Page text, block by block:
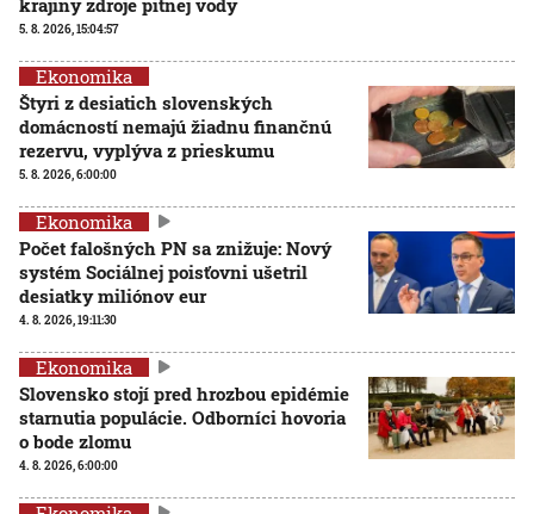
5. 8. 2026, 15:04:57
Ekonomika
Štyri z desiatich slovenských
domácností nemajú žiadnu finančnú
rezervu, vyplýva z prieskumu
5. 8. 2026, 6:00:00
Ekonomika
Počet falošných PN sa znižuje: Nový
systém Sociálnej poisťovni ušetril
desiatky miliónov eur
4. 8. 2026, 19:11:30
Ekonomika
Slovensko stojí pred hrozbou epidémie
starnutia populácie. Odborníci hovoria
o bode zlomu
4. 8. 2026, 6:00:00